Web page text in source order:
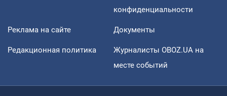
конфиденциальности
Реклама на сайте Документы
Редакционная политика
Журналисты OBOZ.UA на
месте событий